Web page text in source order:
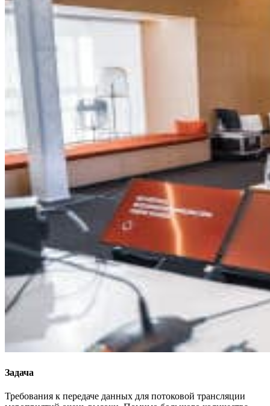
Задача
Требования к передаче данных для потоковой трансляции